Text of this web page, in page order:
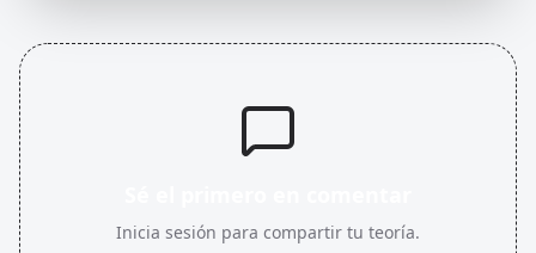
Inicia sesión para compartir tu teoría.